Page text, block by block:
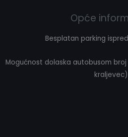
Opće
Besplatan parking
Mogućnost dolaska autobusom
kraljevec)